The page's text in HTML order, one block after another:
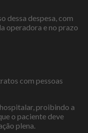
dessa despesa, com
operadora e no prazo
com pessoas
proibindo a
o paciente deve
plena.